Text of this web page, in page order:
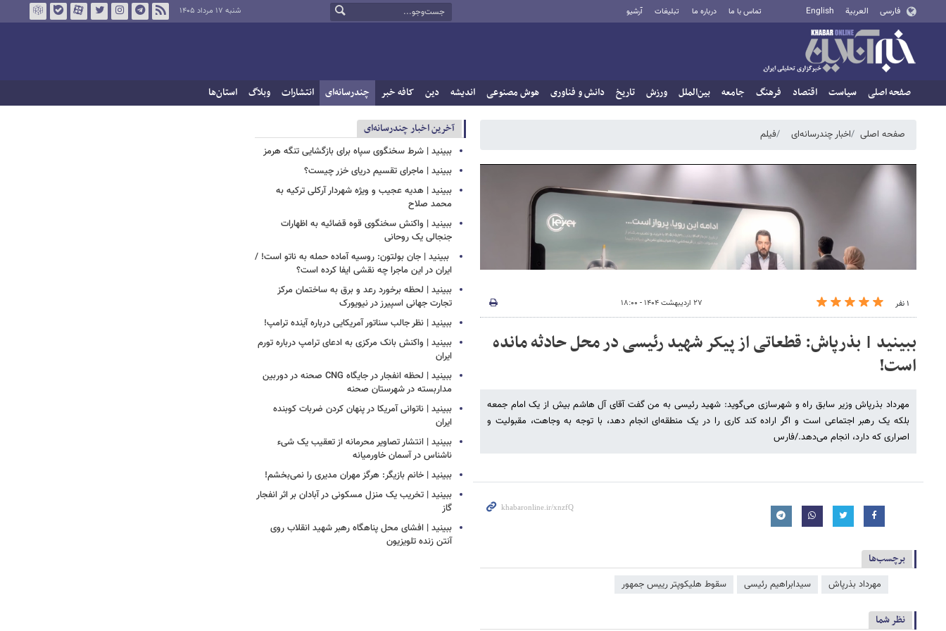
فارسی العربية English تماس با ما درباره ما تبلیغات آرشیو شنبه ۱۷ مرداد ۱۴۰۵
صفحه اصلی سیاست اقتصاد فرهنگ جامعه بین‌الملل ورزش تاریخ دانش و فناوری هوش مصنوعی اندیشه دین کافه خبر چندرسانه‌ای انتشارات وبلاگ استان‌ها
صفحه اصلی اخبار چندرسانه‌ای فیلم
۱ نفر ۲۷ اردیبهشت ۱۴۰۴ - ۱۸:۰۰
ببینید | بذرپاش: قطعاتی از پیکر شهید رئیسی در محل حادثه مانده
است!
مهرداد بذرپاش وزیر سابق راه و شهرسازی می‌گوید: شهید رئیسی به من گفت آقای آل هاشم بیش از یک امام جمعه
بلکه یک رهبر اجتماعی است و اگر اراده کند کاری را در یک منطقه‌ای انجام دهد، با توجه به وجاهت، مقبولیت و
اصراری که دارد، انجام می‌دهد./فارس
برچسب‌ها
مهرداد بذرپاش سیدابراهیم رئیسی سقوط هلیکوپتر رییس جمهور
نظر شما
آخرین اخبار چندرسانه‌ای
ببینید | شرط سخنگوی سپاه برای بازگشایی تنگه هرمز
ببینید | ماجرای تقسیم دریای خزر چیست؟
ببینید | هدیه عجیب و ویژه شهردار آرکلی ترکیه به
محمد صلاح
ببینید | واکنش سخنگوی قوه قضائیه به اظهارات
جنجالی یک روحانی
‏ ببینید | جان بولتون: روسیه آماده حمله به ناتو است! /
ایران در این ماجرا چه نقشی ایفا کرده است؟
ببینید | لحظه برخورد رعد و برق به ساختمان مرکز
تجارت جهانی اسپیرز در نیویورک
ببینید | نظر جالب سناتور آمریکایی درباره آینده ترامپ!
ببینید | واکنش بانک مرکزی به ادعای ترامپ درباره تورم
ایران
ببینید | لحظه انفجار در جایگاه CNG صحنه در دوربین
مداربسته در شهرستان صحنه
‏ببینید | ناتوانی آمریکا در پنهان کردن ضربات کوبنده
ایران
ببینید | انتشار تصاویر محرمانه از تعقیب یک شیء
ناشناس در آسمان خاورمیانه
ببینید | خانم بازیگر: هرگز مهران مدیری را نمی‌بخشم!
ببینید | تخریب یک منزل مسکونی در آبادان بر اثر انفجار
گاز
ببینید | افشای محل پناهگاه‌ رهبر شهید انقلاب روی
آنتن زنده تلویزیون